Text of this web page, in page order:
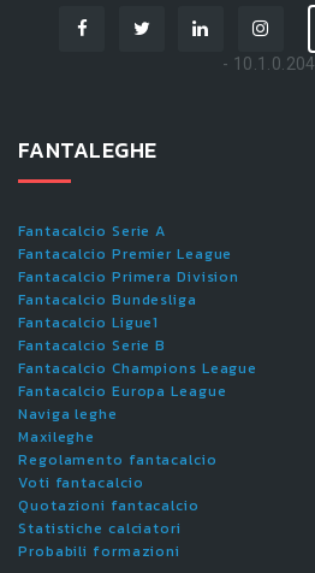
- 10.1.0.204
FANTALEGHE
Fantacalcio Serie A
Fantacalcio Premier League
Fantacalcio Primera Division
Fantacalcio Bundesliga
Fantacalcio Ligue1
Fantacalcio Serie B
Fantacalcio Champions League
Fantacalcio Europa League
Naviga leghe
Maxileghe
Regolamento fantacalcio
Voti fantacalcio
Quotazioni fantacalcio
Statistiche calciatori
Probabili formazioni